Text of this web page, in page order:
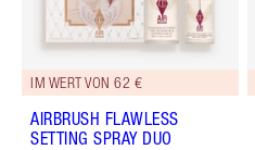
IM WERT VON 62 €
AIRBRUSH FLAWLESS
SETTING SPRAY DUO